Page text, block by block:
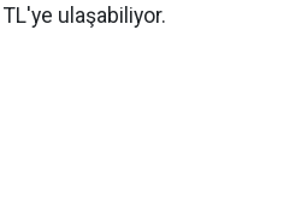
ulaşabiliyor.